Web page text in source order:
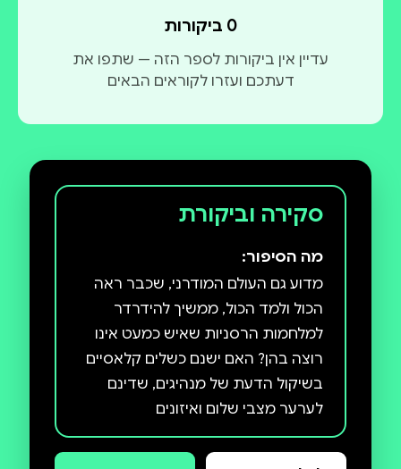
0 ביקורות
עדיין אין ביקורות לספר הזה — שתפו את
דעתכם ועזרו לקוראים הבאים
סקירה וביקורת
מה הסיפור:
מדוע גם העולם המודרני, שכבר ראה
הכול ולמד הכול, ממשיך להידרדר
למלחמות הרסניות שאיש כמעט אינו
רוצה בהן? האם ישנם כשלים קלאסיים
בשיקול הדעת של מנהיגים, שדינם
לערער מצבי שלום ואיזונים
בין-מעצמתיים בעבר ובהווה?
ההיסטוריון דונלד קגן ניתח לפרטי